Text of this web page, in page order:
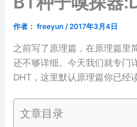
作者： freeyun/2017年3月4日
之前写了原理篇，在原理篇里
还不够详细。今天我们就专门
DHT，这里默认原理篇你已经
文章目录